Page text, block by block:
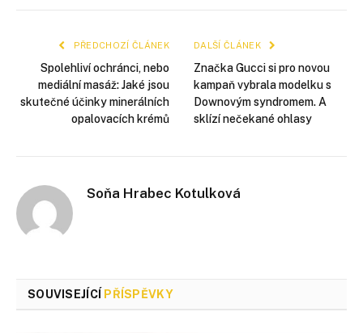
PŘEDCHOZÍ ČLÁNEK
Spolehliví ochránci, nebo
mediální masáž: Jaké jsou
skutečné účinky minerálních
opalovacích krémů
DALŠÍ ČLÁNEK
Značka Gucci si pro novou
kampaň vybrala modelku s
Downovým syndromem. A
sklízí nečekané ohlasy
Soňa Hrabec Kotulková
SOUVISEJÍCÍ PŘÍSPĚVKY